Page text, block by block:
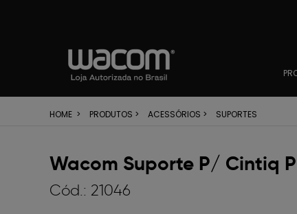
HOME > PRODUTOS > ACESSÓRIOS > SUPORTES
Wacom Suporte P/ Cintiq
Cód.: 21046